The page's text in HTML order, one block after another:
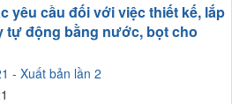
- Xuất bản lần 2
yêu cầu đối với việc thiết kế, lắp
tự động bằng nước, bọt cho